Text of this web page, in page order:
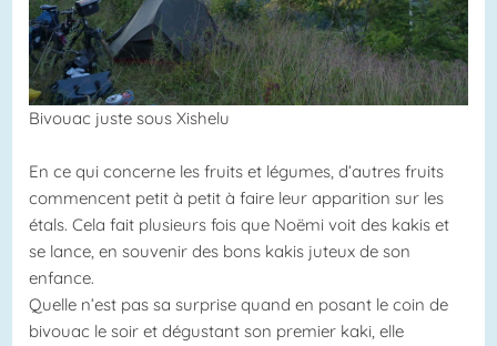
Bivouac juste sous Xishelu
En ce qui concerne les fruits et légumes, d’autres fruits
commencent petit à petit à faire leur apparition sur les
étals. Cela fait plusieurs fois que Noëmi voit des kakis et
se lance, en souvenir des bons kakis juteux de son
enfance.
Quelle n’est pas sa surprise quand en posant le coin de
bivouac le soir et dégustant son premier kaki, elle